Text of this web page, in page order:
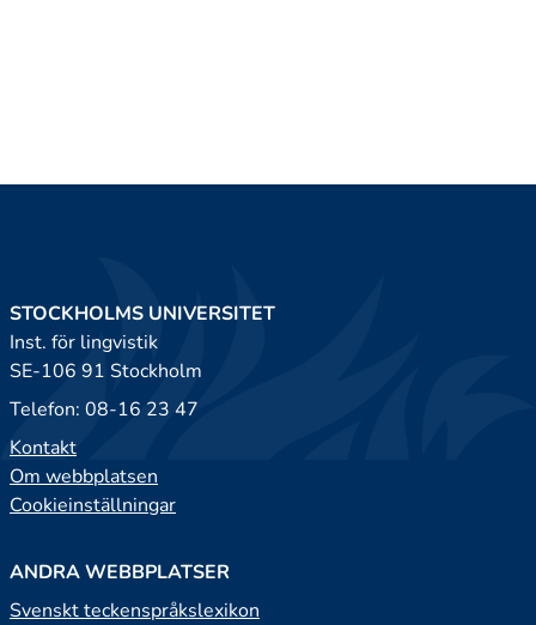
STOCKHOLMS UNIVERSITET
Inst. för lingvistik
SE-106 91 Stockholm
Telefon: 08-16 23 47
Kontakt
Om webbplatsen
Cookieinställningar
ANDRA WEBBPLATSER
Svenskt teckenspråkslexikon